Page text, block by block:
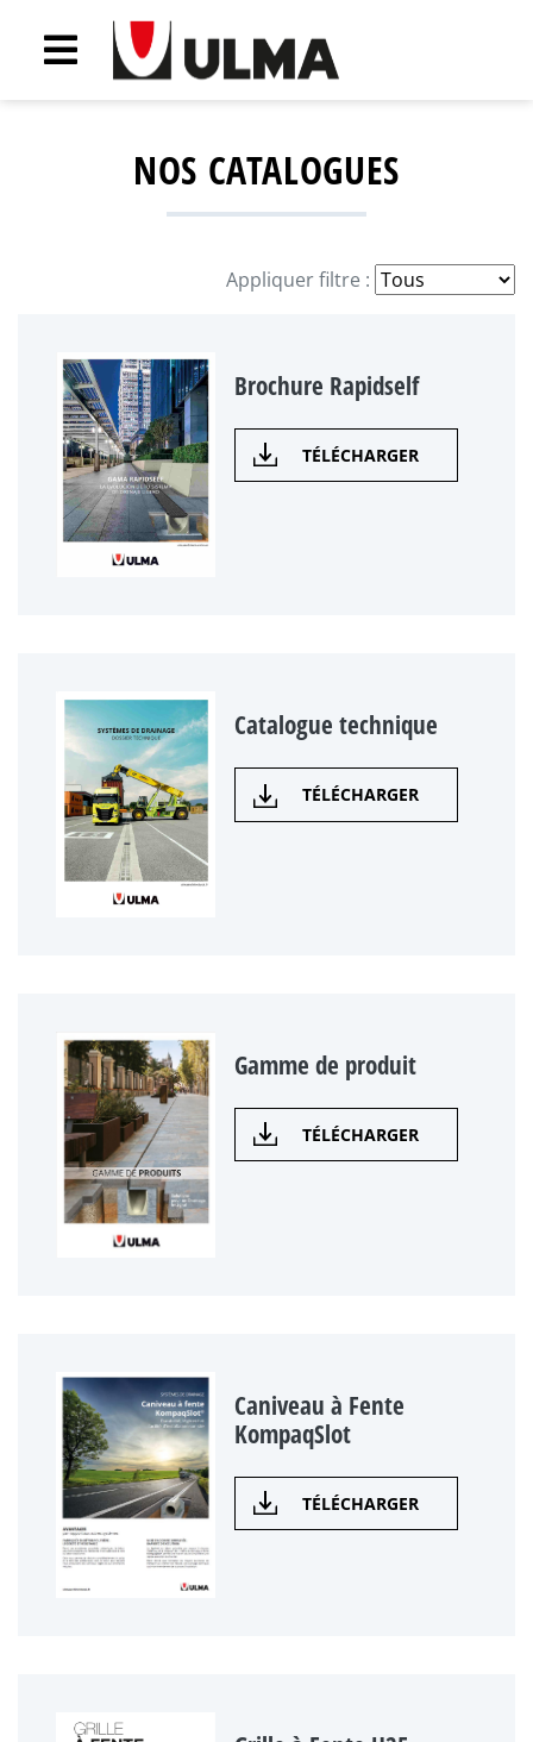
NOS CATALOGUES
Appliquer filtre :
Brochure Rapidself
TÉLÉCHARGER
Catalogue technique
TÉLÉCHARGER
Gamme de produit
TÉLÉCHARGER
Caniveau à Fente
KompaqSlot
TÉLÉCHARGER